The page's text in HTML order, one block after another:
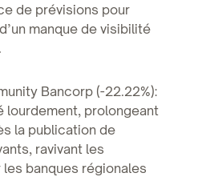
de prévisions pour
manque de visibilité
Bancorp (-22.22%):
lourdement, prolongeant
la publication de
ravivant les
banques régionales